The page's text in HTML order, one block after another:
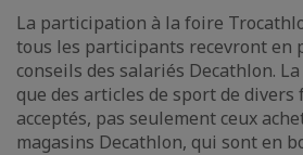
La participation à la foire
tous les participants recevront en
conseils des salariés Decathlon.
que des articles de sport de
acceptés, pas seulement ceux
magasins Decathlon, qui sont en